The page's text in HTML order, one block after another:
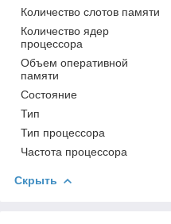
Количество слотов памяти
Количество ядер
процессора
Объем оперативной
памяти
Состояние
Тип
Тип процессора
Частота процессора
Скрыть